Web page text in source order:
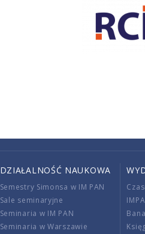
DZIAŁALNOŚĆ NAUKOWA
Semestry Simonsa w IM PAN
Sale seminaryjne
Seminaria w IM PAN
Seminaria w Warszawie